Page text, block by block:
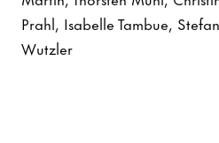
Prahl, Isabelle Tambue,
Wutzler